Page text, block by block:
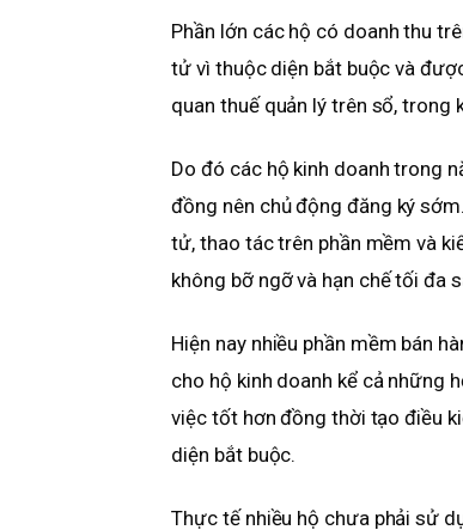
Phần lớn các hộ có doanh thu
tử vì thuộc diện bắt buộc và
quan thuế quản lý trên sổ, trong
Do đó các hộ kinh doanh trong
đồng nên chủ động đăng ký
tử, thao tác trên phần mềm và
không bỡ ngỡ và hạn chế tối đa
Hiện nay nhiều phần mềm bán
cho hộ kinh doanh kể cả những
việc tốt hơn đồng thời tạo điều
diện bắt buộc.
Thực tế nhiều hộ chưa phải sử